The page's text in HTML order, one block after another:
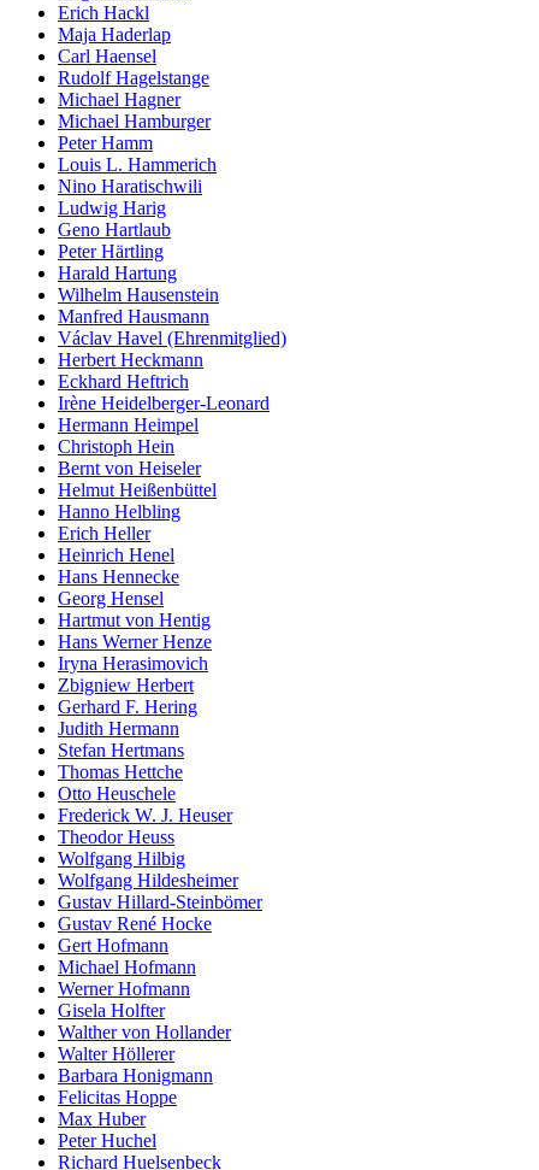
Erich Hackl
Maja Haderlap
Carl Haensel
Rudolf Hagelstange
Michael Hagner
Michael Hamburger
Peter Hamm
Louis L. Hammerich
Nino Haratischwili
Ludwig Harig
Geno Hartlaub
Peter Härtling
Harald Hartung
Wilhelm Hausenstein
Manfred Hausmann
Václav Havel (Ehrenmitglied)
Herbert Heckmann
Eckhard Heftrich
Irène Heidelberger-Leonard
Hermann Heimpel
Christoph Hein
Bernt von Heiseler
Helmut Heißenbüttel
Hanno Helbling
Erich Heller
Heinrich Henel
Hans Hennecke
Georg Hensel
Hartmut von Hentig
Hans Werner Henze
Iryna Herasimovich
Zbigniew Herbert
Gerhard F. Hering
Judith Hermann
Stefan Hertmans
Thomas Hettche
Otto Heuschele
Frederick W. J. Heuser
Theodor Heuss
Wolfgang Hilbig
Wolfgang Hildesheimer
Gustav Hillard-Steinbömer
Gustav René Hocke
Gert Hofmann
Michael Hofmann
Werner Hofmann
Gisela Holfter
Walther von Hollander
Walter Höllerer
Barbara Honigmann
Felicitas Hoppe
Max Huber
Peter Huchel
Richard Huelsenbeck